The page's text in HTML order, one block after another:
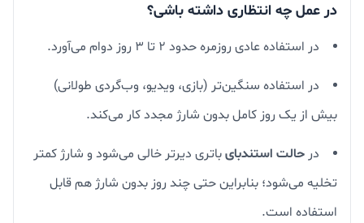
در عمل چه انتظاری داشته باشی؟
در استفاده عادی روزمره حدود ۲ تا ۳ روز دوام می‌آورد.
در استفاده سنگین‌تر (بازی، ویدیو، وب‌گردی طولانی)
بیش از یک روز کامل بدون شارژ مجدد کار می‌کند.
در حالت استندبایباتری دیرتر خالی می‌شود و شارژ کمتر
تخلیه می‌شود؛ بنابراین حتی چند روز بدون شارژ هم قابل
استفاده است.